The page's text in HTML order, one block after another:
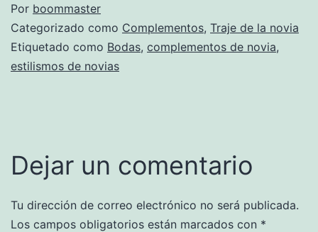
Por boommaster
Categorizado como Complementos, Traje de la novia
Etiquetado como Bodas, complementos de novia,
estilismos de novias
Dejar un comentario
Tu dirección de correo electrónico no será publicada.
Los campos obligatorios están marcados con *